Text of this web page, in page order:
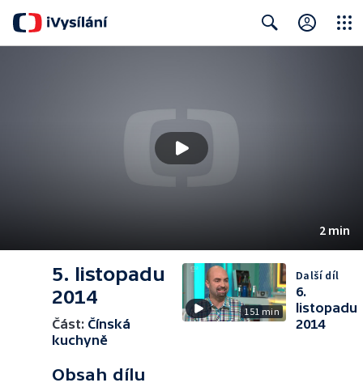
2 min
5. listopadu
2014
Část: Čínská
kuchyně
Obsah dílu
151 min
Další díl
6.
listopadu
2014